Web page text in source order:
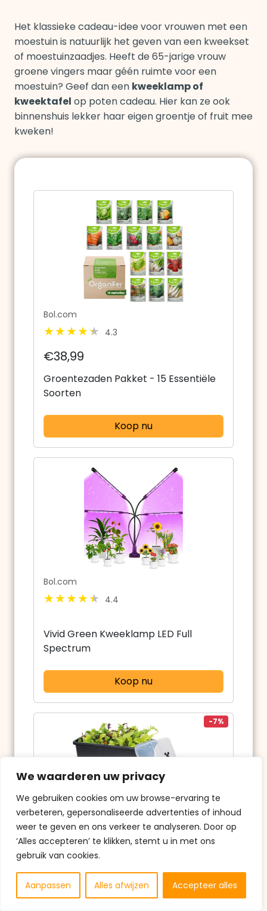
We waarderen uw privacy
We gebruiken cookies om uw browse-ervaring te
verbeteren, gepersonaliseerde advertenties of inhoud
weer te geven en ons verkeer te analyseren. Door op
‘Alles accepteren’ te klikken, stemt u in met ons
gebruik van cookies.
Aanpassen Alles afwijzen Accepteer alles
Het klassieke cadeau-idee voor vrouwen met een
moestuin is natuurlijk het geven van een kweekset
of moestuinzaadjes. Heeft de 65-jarige vrouw
groene vingers maar géén ruimte voor een
moestuin? Geef dan een kweeklamp of
kweektafel op poten cadeau. Hier kan ze ook
binnenshuis lekker haar eigen groentje of fruit mee
kweken!
Bol.com
4.3
€38,99
Groentezaden Pakket - 15 Essentiële
Soorten
Koop nu
Bol.com
4.4
Vivid Green Kweeklamp LED Full
Spectrum
Koop nu
-7%
Bol.com
€36,95 €39,95
Infinity Goods Kweektafel Op Poten